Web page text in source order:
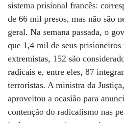
sistema prisional francês:
de 66 mil presos, mas não são
geral. Na semana passada, o
que 1,4 mil de seus prisioneiros
extremistas, 152 são
radicais e, entre eles, 87
terroristas. A ministra da
aproveitou a ocasião para
contenção do radicalismo nas